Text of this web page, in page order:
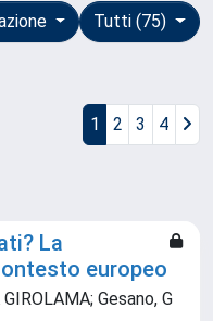
Tutti (75)
1 2 3 4
La
europeo
Gesano, G